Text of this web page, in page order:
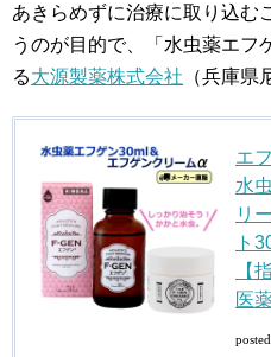
あきらめずに治療に取り込む
うのが目的で、「水虫薬エフ
る大源製薬株式会社 （兵庫県
エ
水
リ
ト
【
医